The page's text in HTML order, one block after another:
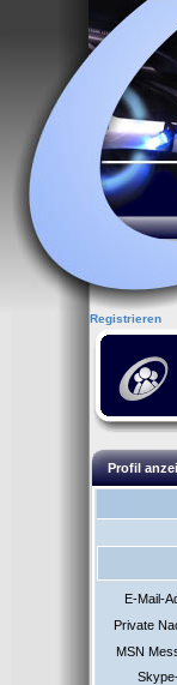
Registrieren
Profil
E-Mail-
Private
MSN